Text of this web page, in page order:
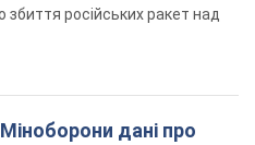
російських ракет над
дані про